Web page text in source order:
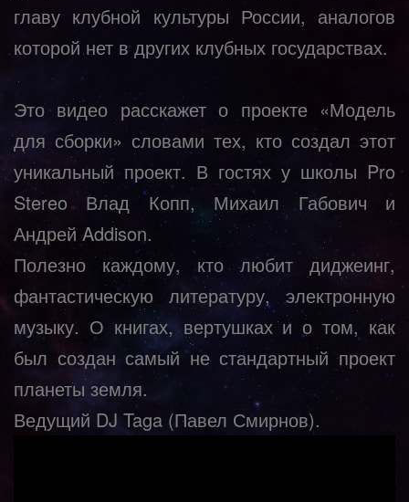
главу клубной культуры России, аналогов
которой нет в других клубных государствах.
Это видео расскажет о проекте «Модель
для сборки» словами тех, кто создал этот
уникальный проект. В гостях у школы Pro
Stereo Влад Копп, Михаил Габович и
Андрей Addison.
Полезно каждому, кто любит диджеинг,
фантастическую литературу, электронную
музыку. О книгах, вертушках и о том, как
был создан самый не стандартный проект
планеты земля.
Ведущий DJ Taga (Павел Смирнов).